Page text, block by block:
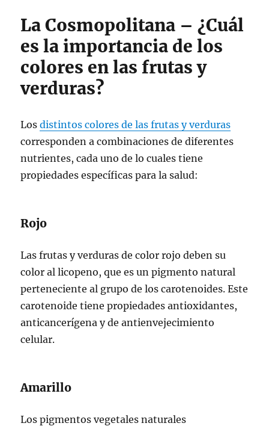
La Cosmopolitana – ¿Cuál
es la importancia de los
colores en las frutas y
verduras?
Losdistintos colores de las frutas y verduras
corresponden a combinaciones de diferentes
nutrientes, cada uno de lo cuales tiene
propiedades específicas para la salud:
Rojo
Las frutas y verduras de color rojo deben su
color al licopeno, que es un pigmento natural
perteneciente al grupo de los carotenoides. Este
carotenoide tiene propiedades antioxidantes,
anticancerígena y de antienvejecimiento
celular.
Amarillo
Los pigmentos vegetales naturales